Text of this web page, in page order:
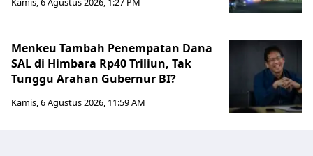
Menkeu Tambah Penempatan Dana
SAL di Himbara Rp40 Triliun, Tak
Tunggu Arahan Gubernur BI?
Kamis, 6 Agustus 2026, 11:59 AM